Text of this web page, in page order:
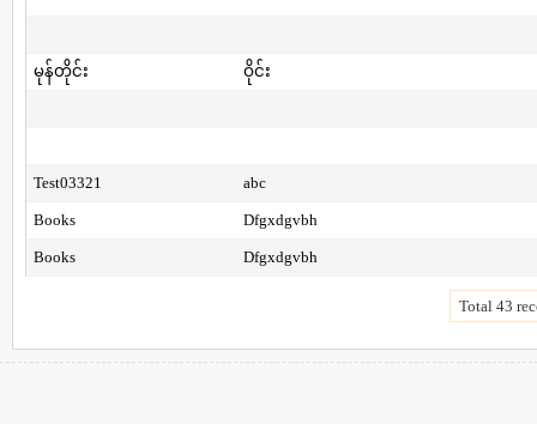
မုန်တိုင်း ဝိုင်း
Test03321 abc
Books Dfgxdgvbh
Books Dfgxdgvbh
Total 43